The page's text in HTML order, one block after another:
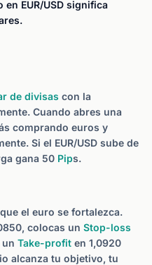
EUR/USD significa
de divisas con la
Cuando abres una
comprando euros y
Si el EUR/USD sube de
gana 50 Pips.
el euro se fortalezca.
colocas un Stop-loss
Take-profit en 1,0920
alcanza tu objetivo, tu